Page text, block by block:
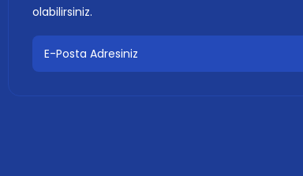
olabilirsiniz.